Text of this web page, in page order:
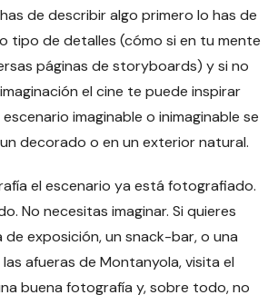
de describir algo primero lo has de
tipo de detalles (cómo si en tu mente
páginas de storyboards) y si no
el cine te puede inspirar
imaginable o inimaginable se
decorado o en un exterior natural.
el escenario ya está fotografiado.
No necesitas imaginar. Si quieres
de exposición, un snack-bar, o una
afueras de Montanyola, visita el
buena fotografía y, sobre todo, no